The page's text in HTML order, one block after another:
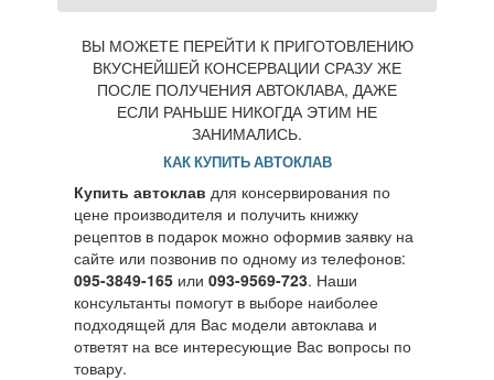
ВЫ МОЖЕТЕ ПЕРЕЙТИ К ПРИГОТОВЛЕНИЮ
ВКУСНЕЙШЕЙ КОНСЕРВАЦИИ СРАЗУ ЖЕ
ПОСЛЕ ПОЛУЧЕНИЯ АВТОКЛАВА, ДАЖЕ
ЕСЛИ РАНЬШЕ НИКОГДА ЭТИМ НЕ
ЗАНИМАЛИСЬ.
КАК КУПИТЬ АВТОКЛАВ
Купить автоклав для консервирования по
цене производителя и получить книжку
рецептов в подарок можно оформив заявку на
сайте или позвонив по одному из телефонов:
095-3849-165 или093-9569-723. Наши
консультанты помогут в выборе наиболее
подходящей для Вас модели автоклава и
ответят на все интересующие Вас вопросы по
товару.